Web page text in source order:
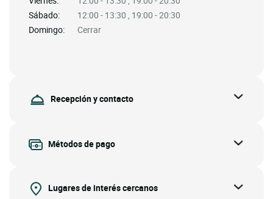
Sábado:
12:00 - 13:30 , 19:00 - 20:30
Domingo:
Cerrar
Recepción y contacto
Métodos de pago
Lugares de interés cercanos